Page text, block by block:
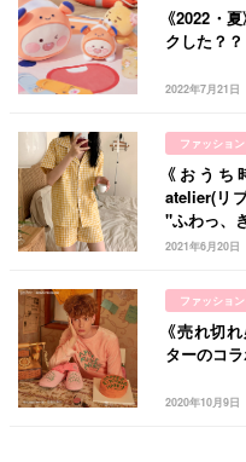
運営会社
利用規約
お問い合わせ
kpop トレンド
オルチャンメイク
韓国ドラマ カフェ
2022年7月21日
《2022・
クした？？
ファッション
2021年6月20日
《おう
atelier(リ
"ふわっ、
ファッション
2020年10月9日
《売れ切
ターのコ